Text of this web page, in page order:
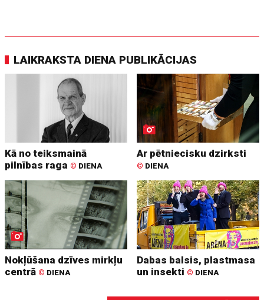
LAIKRAKSTA DIENA PUBLIKĀCIJAS
Kā no teiksmainā
pilnības raga © DIENA
Ar pētniecisku dzirksti
© DIENA
Nokļūšana dzīves mirkļu
centrā © DIENA
Dabas balsis, plastmasa
un insekti © DIENA